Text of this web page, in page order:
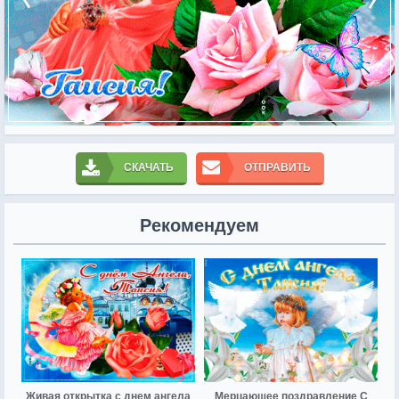
СКАЧАТЬ ОТПРАВИТЬ
Рекомендуем
Живая открытка с днем ангела Мерцающее поздравление С